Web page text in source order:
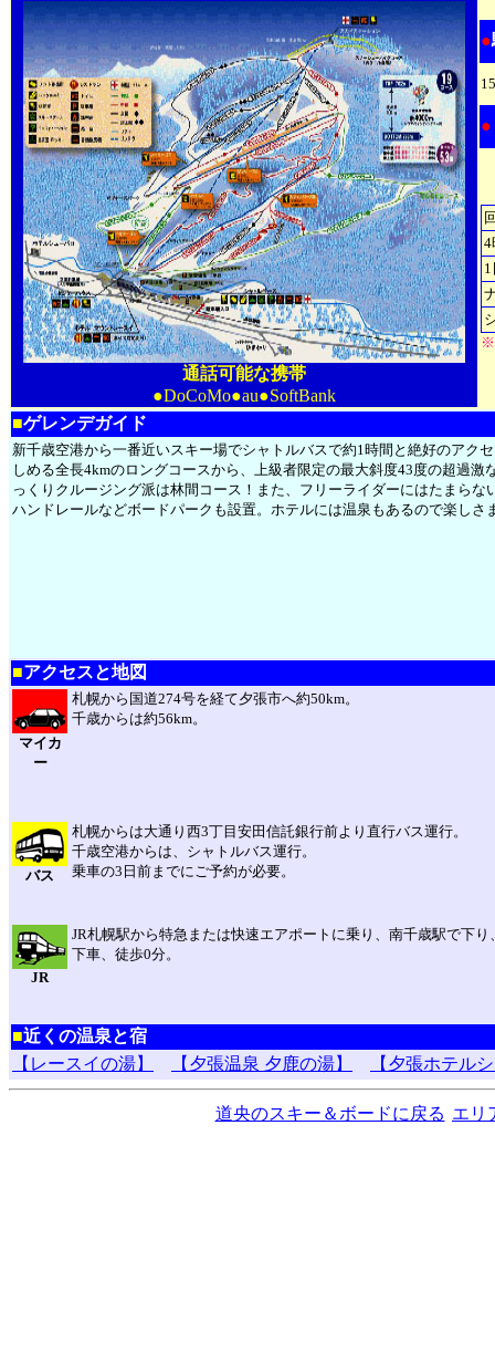
通話可能な携帯
●DoCoMo●au●SoftBank
●
●
4
※
■ゲレンデガイド
新千歳空港から一番近いスキー場でシャトルバスで約1時間と絶好のアク
しめる全長4kmのロングコースから、上級者限定の最大斜度43度の超過激
っくりクルージング派は林間コース！また、フリーライダーにはたまらな
ハンドレールなどボードパークも設置。ホテルには温泉もあるので楽しさ
■アクセスと地図
マイカ
ー
札幌から国道274号を経て夕張市へ約50km。
千歳からは約56km。
バス
札幌からは大通り西3丁目安田信託銀行前より直行バス運行。
千歳空港からは、シャトルバス運行。
乗車の3日前までにご予約が必要。
JR
JR札幌駅から特急または快速エアポートに乗り、南千歳駅で下
下車、徒歩0分。
■近くの温泉と宿
【レースイの湯】
【夕張温泉 夕鹿の湯】 【夕張ホテル
道央のスキー＆ボードに戻る エリ